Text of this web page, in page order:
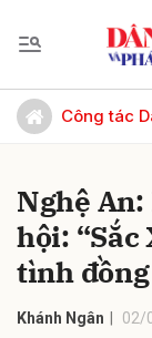
Công tác
Nghệ
hội: “Sắc
tình đồng
Khánh Ngân 02/
Gửi bình luận